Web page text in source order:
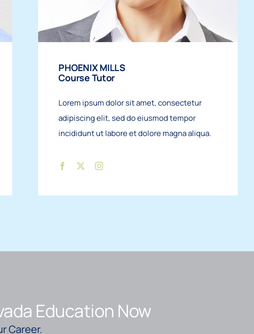
PHOENIX MILLS
Course Tutor
Lorem ipsum dolor sit amet, consectetur
adipiscing elit, sed do eiusmod tempor
incididunt ut labore et dolore magna aliqua.
Education Now
Career.